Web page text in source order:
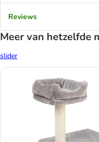
Reviews
Meer van hetzelfde
slider